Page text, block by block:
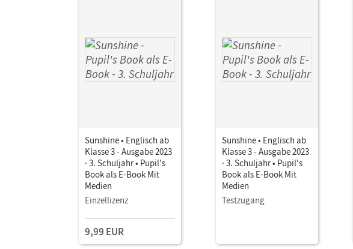
Sunshine • Englisch ab
Klasse 3 - Ausgabe 2023
· 3. Schuljahr • Pupil's
Book als E-Book Mit
Medien
Einzellizenz
9,99 EUR
Sunshine • Englisch ab
Klasse 3 - Ausgabe 2023
· 3. Schuljahr • Pupil's
Book als E-Book Mit
Medien
Testzugang